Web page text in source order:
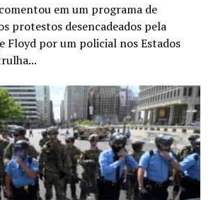
em um programa de
protestos desencadeados pela
Floyd por um policial nos Estados